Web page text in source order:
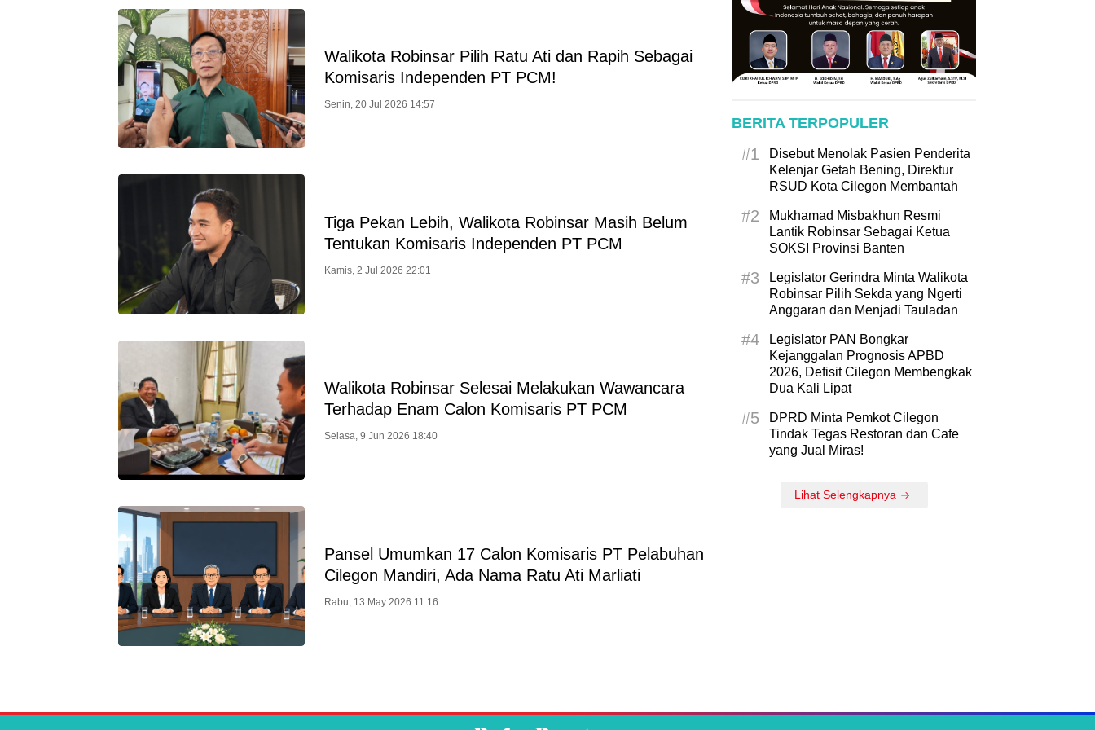
Walikota Robinsar Pilih Ratu Ati dan Rapih Sebagai
Komisaris Independen PT PCM!
Senin, 20 Jul 2026 14:57
Tiga Pekan Lebih, Walikota Robinsar Masih Belum
Tentukan Komisaris Independen PT PCM
Kamis, 2 Jul 2026 22:01
Walikota Robinsar Selesai Melakukan Wawancara
Terhadap Enam Calon Komisaris PT PCM
Selasa, 9 Jun 2026 18:40
Pansel Umumkan 17 Calon Komisaris PT Pelabuhan
Cilegon Mandiri, Ada Nama Ratu Ati Marliati
Rabu, 13 May 2026 11:16
BERITA TERPOPULER
#1
Disebut Menolak Pasien Penderita
Kelenjar Getah Bening, Direktur
RSUD Kota Cilegon Membantah
#2
Mukhamad Misbakhun Resmi
Lantik Robinsar Sebagai Ketua
SOKSI Provinsi Banten
#3
Legislator Gerindra Minta Walikota
Robinsar Pilih Sekda yang Ngerti
Anggaran dan Menjadi Tauladan
#4
Legislator PAN Bongkar
Kejanggalan Prognosis APBD
2026, Defisit Cilegon Membengkak
Dua Kali Lipat
#5
DPRD Minta Pemkot Cilegon
Tindak Tegas Restoran dan Cafe
yang Jual Miras!
Lihat Selengkapnya